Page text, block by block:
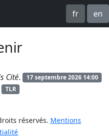
fr en
Cité.
17 septembre 2026 14:00
TLR
réservés. Mentions